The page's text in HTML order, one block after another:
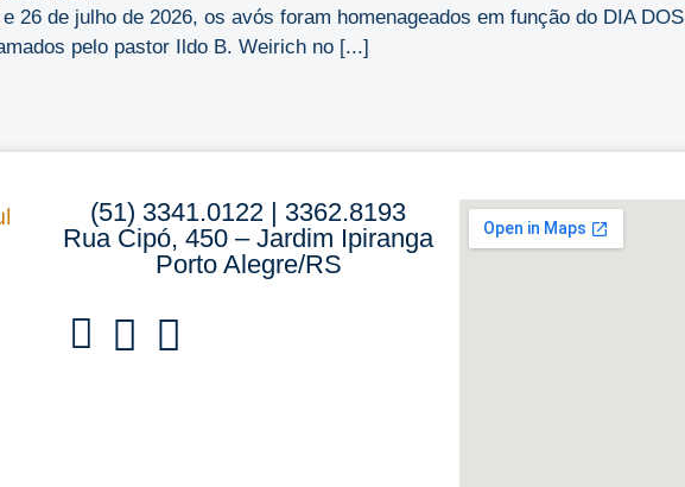
26 de julho de 2026, os avós foram homenageados em função do DIA DOS
pelo pastor Ildo B. Weirich no [...]
(51) 3341.0122 | 3362.8193
Rua Cipó, 450 – Jardim Ipiranga
Porto Alegre/RS